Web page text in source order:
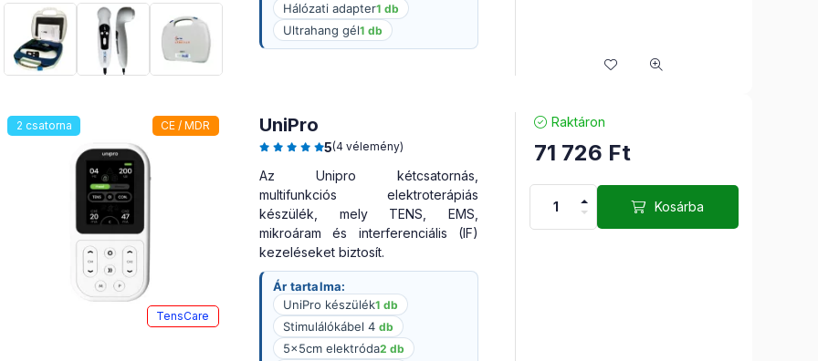
Hálózati adapter1 db
Ultrahang gél1 db
2 csatorna CE / MDR
TensCare
UniPro
5(4 vélemény)
Az Unipro kétcsatornás,
multifunkciós elektroterápiás
készülék, mely TENS, EMS,
mikroáram és interferenciális (IF)
kezeléseket biztosít.
Ár tartalma:
UniPro készülék1 db
Stimulálókábel 4 db
5x5cm elektróda2 db
Raktáron
71 726 Ft
Kosárba